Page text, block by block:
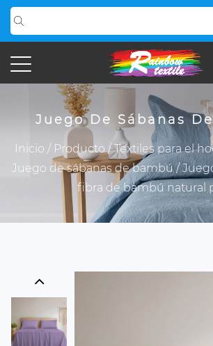
Juego De Sábanas
Inicio / Producto /Textiles para el
Juego de sábanas de bambú/
fibra de bambú natural